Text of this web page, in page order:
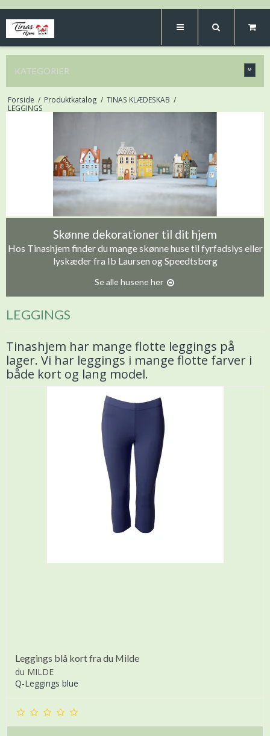
KATEGORIER
Forside / Produktkatalog / TINAS KLÆDESKAB /
LEGGINGS
Skønne dekorationer til dit hjem
Hos Tinashjem finder du mange skønne huse til fyrfadslys eller
lyskæder fra Ib Laursen og Speedtsberg
Se alle husene her
LEGGINGS
Tinashjem har mange flotte leggings på
lager. Vi har leggings i mange flotte farver i
både kort og lang model.
Leggings blå kort fra du Milde
du MILDE
Q-Leggings blue